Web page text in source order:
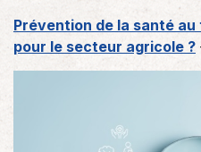
Prévention de la santé
pour le secteur agricole ?